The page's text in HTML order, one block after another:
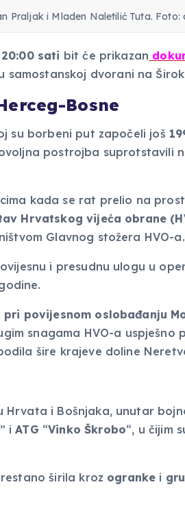
Praljak i Mladen Naletilić Tuta. Foto:
sati bit će prikazan
samostanskoj dvorani na
Bosne
su borbeni put započeli još
postrojba suprotstavili
kada se rat prelio na
Hrvatskog vijeća obrane
Glavnog stožera HVO-a.
i presudnu ulogu u
pri povijesnom oslobađanju
snagama HVO-a uspješno
šire krajeve doline
Hrvata i Bošnjaka, unutar
” iATG “Vinko Škrobo“, u čijim
širila kroz ogranke i